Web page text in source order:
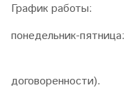
График работы:
понедельник-
с 17:00
договоренности).